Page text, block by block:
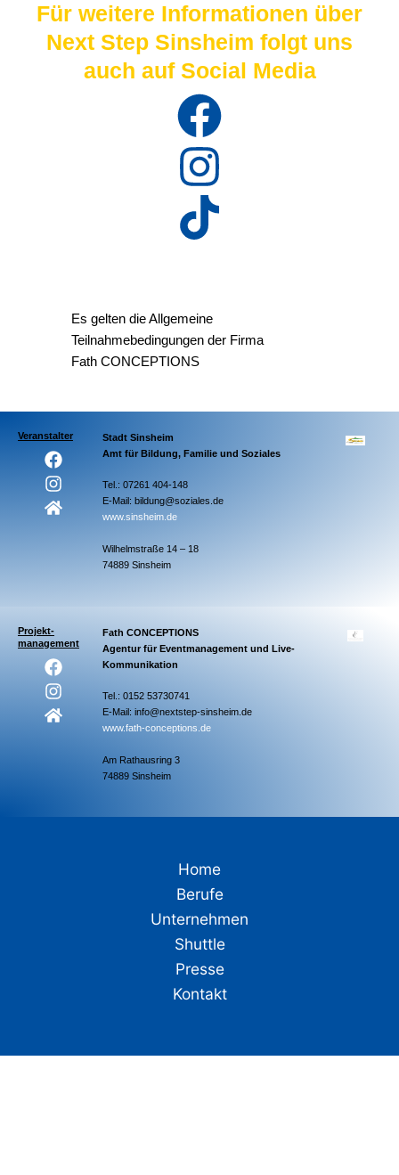
Für weitere Informationen über
Next Step Sinsheim folgt uns
auch auf Social Media
Es gelten die Allgemeine
Teilnahmebedingungen der Firma
Fath CONCEPTIONS
Veranstalter
Stadt Sinsheim
Amt für Bildung, Familie und Soziales
Tel.: 07261 404-148
E-Mail: bildung@soziales.de
www.sinsheim.de
Wilhelmstraße 14 – 18
74889 Sinsheim
Projekt-
management
Fath CONCEPTIONS
Agentur für Eventmanagement und Live-
Kommunikation
Tel.: 0152 53730741
E-Mail: info@nextstep-sinsheim.de
www.fath-conceptions.de
Am Rathausring 3
74889 Sinsheim
Home
Berufe
Unternehmen
Shuttle
Presse
Kontakt